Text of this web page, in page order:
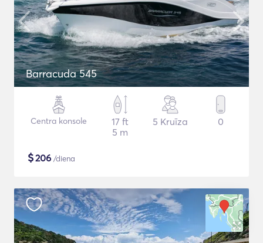
Barracuda 545
Centra konsole
17 ft
5 m
5 Kruīza 0
$206 /diena